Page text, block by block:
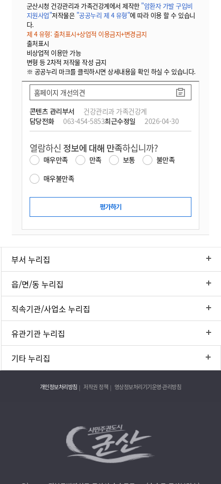
군산시청 건강관리과 가족건강계에서 제작한 "암환자 가발 구입비
지원사업"저작물은 "공공누리 제 4 유형"에 따라 이용 할 수 있습니
다.
제 4 유형: 출처표시+상업적 이용금지+변경금지
출처표시
비상업적 이용만 가능
변형 등 2차적 저작물 작성 금지
※ 공공누리 마크를 클릭하시면 상세내용을 확인 하실 수 있습니다.
콘텐츠 관리부서
건강관리과 가족건강계
담당전화
063-454-5853최근수정일 2026-04-30
홈페이지 개선의견
열람하신 정보에 대해 만족하십니까?
매우만족 만족 보통
불만족
매우불만족
부서 누리집
읍/면/동 누리집
직속기관/사업소 누리집
유관기관 누리집
기타 누리집
개인정보처리방침 저작권 정책 영상정보처리기기운영·관리방침